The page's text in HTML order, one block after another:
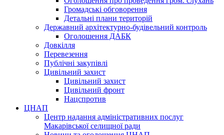
Громадські обговорення
Детальні плани територій
Державний архітектурно-будівельний контроль
Оголошення ДАБК
Довкілля
Перевезення
Публічні закупівлі
Цивільний захист
Цивільний захист
Цивільний фронт
Нацспротив
ЦНАП
Центр надання адміністративних послуг
Макарівської селищної ради